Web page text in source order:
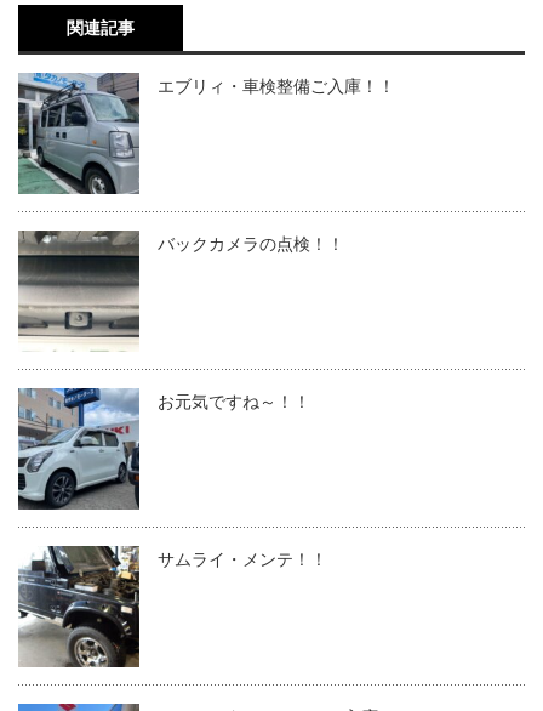
関連記事
エブリィ・車検整備ご入庫！！
バックカメラの点検！！
お元気ですね～！！
サムライ・メンテ！！